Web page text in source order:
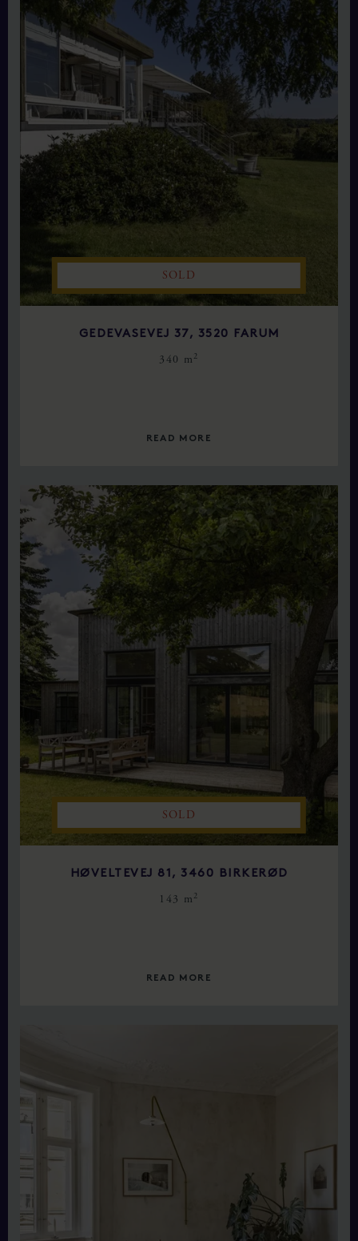
SOLD
GEDEVASEVEJ 37, 3520 FARUM
340 m 2
READ MORE
SOLD
HØVELTEVEJ 81, 3460 BIRKERØD
143 m 2
READ MORE